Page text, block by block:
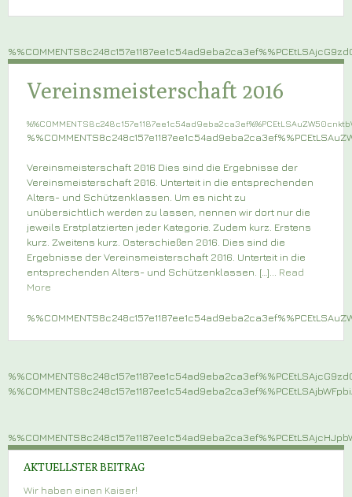
Vereinsmeisterschaft 2016
Vereinsmeisterschaft 2016 Dies sind die Ergebnisse der
Vereinsmeisterschaft 2016. Unterteit in die entsprechenden
Alters- und Schützenklassen. Um es nicht zu
unübersichtlich werden zu lassen, nennen wir dort nur die
jeweils Erstplatzierten jeder Kategorie. Zudem kurz. Erstens
kurz. Zweitens kurz. Osterschießen 2016. Dies sind die
Ergebnisse der Vereinsmeisterschaft 2016. Unterteit in die
entsprechenden Alters- und Schützenklassen. […]... Read
More
AKTUELLSTER BEITRAG
Wir haben einen Kaiser!